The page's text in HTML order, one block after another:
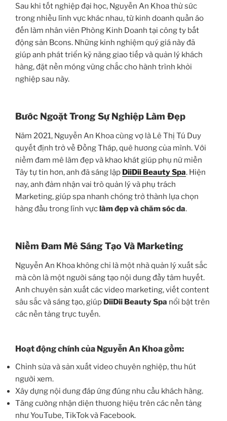
Sau khi tốt nghiệp đại học, Nguyễn An Khoa thử sức
trong nhiều lĩnh vực khác nhau, từ kinh doanh quần áo
đến làm nhân viên Phòng Kinh Doanh tại công ty bất
động sản Bcons. Những kinh nghiệm quý giá này đã
giúp anh phát triển kỹ năng giao tiếp và quản lý khách
hàng, đặt nền móng vững chắc cho hành trình khởi
nghiệp sau này.
Bước Ngoặt Trong Sự Nghiệp Làm Đẹp
Năm 2021, Nguyễn An Khoa cùng vợ là Lê Thị Tú Duy
quyết định trở về Đồng Tháp, quê hương của mình. Với
niềm đam mê làm đẹp và khao khát giúp phụ nữ miền
Tây tự tin hơn, anh đã sáng lập DiiDii Beauty Spa. Hiện
nay, anh đảm nhận vai trò quản lý và phụ trách
Marketing, giúp spa nhanh chóng trở thành lựa chọn
hàng đầu trong lĩnh vựclàm đẹp và chăm sóc da.
Niềm Đam Mê Sáng Tạo Và Marketing
Nguyễn An Khoa không chỉ là một nhà quản lý xuất sắc
mà còn là một người sáng tạo nội dung đầy tâm huyết.
Anh chuyên sản xuất các video marketing, viết content
sâu sắc và sáng tạo, giúp DiiDii Beauty Spa nổi bật trên
các nền tảng trực tuyến.
Hoạt động chính của Nguyễn An Khoa gồm:
Chỉnh sửa và sản xuất video chuyên nghiệp, thu hút
người xem.
Xây dựng nội dung đáp ứng đúng nhu cầu khách hàng.
Tăng cường nhận diện thương hiệu trên các nền tảng
như YouTube, TikTok và Facebook.